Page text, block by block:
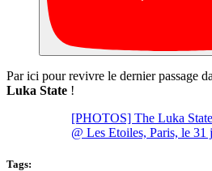
Par ici pour revivre le dernier passage
Luka State !
[PHOTOS] The Luka
@ Les Etoiles, Paris, le 31
Tags: